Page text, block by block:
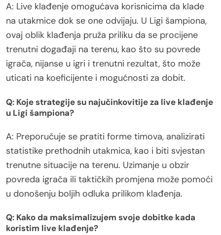
A: Live klađenje omogućava korisnicima da klade
na utakmice dok se one odvijaju. U Ligi šampiona,
ovaj oblik klađenja pruža priliku da se procijene
trenutni događaji na terenu, kao što su povrede
igrača, nijanse u igri i trenutni rezultat, što može
uticati na koeficijente i mogućnosti za dobit.
Q: Koje strategije su najučinkovitije za live klađenje
u Ligi šampiona?
A: Preporučuje se pratiti forme timova, analizirati
statistike prethodnih utakmica, kao i biti svjestan
trenutne situacije na terenu. Uzimanje u obzir
povreda igrača ili taktičkih promjena može pomoći
u donošenju boljih odluka prilikom klađenja.
Q: Kako da maksimalizujem svoje dobitke kada
koristim live klađenje?